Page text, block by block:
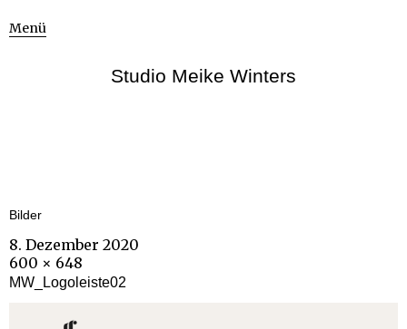
Menü
Studio Meike Winters
Bilder
8. Dezember 2020
600 × 648
MW_Logoleiste02